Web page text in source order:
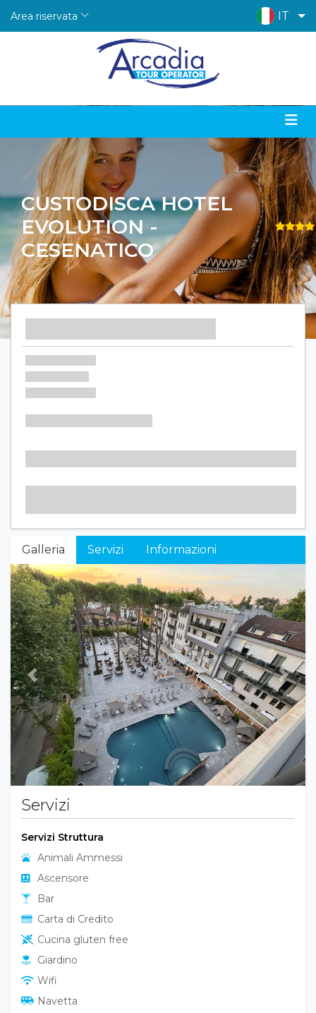
Area riservata IT
CUSTODISCA HOTEL
EVOLUTION -
CESENATICO
Galleria Servizi Informazioni
Previous Next
Servizi
Servizi Struttura
Animali Ammessi
Ascensore
Bar
Carta di Credito
Cucina gluten free
Giardino
Wifi
Navetta